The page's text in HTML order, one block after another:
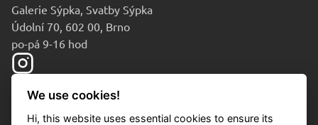
Galerie Sýpka, Svatby Sýpka
Údolní 70, 602 00, Brno
po-pá 9-16 hod
We use cookies!
Hi, this website uses essential cookies to ensure its